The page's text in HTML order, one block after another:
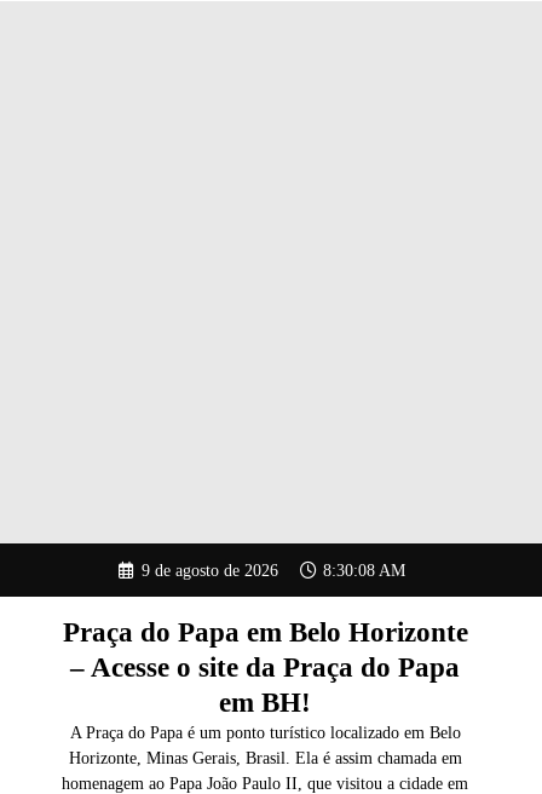
o
9 de agosto de 2026 8:30:09 AM
Praça do Papa em Belo Horizonte
– Acesse o site da Praça do Papa
em BH!
A Praça do Papa é um ponto turístico localizado em Belo
Horizonte, Minas Gerais, Brasil. Ela é assim chamada em
homenagem ao Papa João Paulo II, que visitou a cidade em